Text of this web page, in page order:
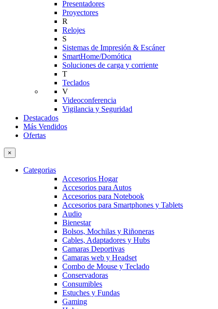
Presentadores
Proyectores
R
Relojes
S
Sistemas de Impresión & Escáner
SmartHome/Domótica
Soluciones de carga y corriente
T
Teclados
V
Videoconferencia
Vigilancia y Seguridad
Destacados
Más Vendidos
Ofertas
×
Categorias
Accesorios Hogar
Accesorios para Autos
Accesorios para Notebook
Accesorios para Smartphones y Tablets
Audio
Bienestar
Bolsos, Mochilas y Riñoneras
Cables, Adaptadores y Hubs
Camaras Deportivas
Camaras web y Headset
Combo de Mouse y Teclado
Conservadoras
Consumibles
Estuches y Fundas
Gaming